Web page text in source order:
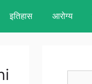
इतिहास आरोग्य